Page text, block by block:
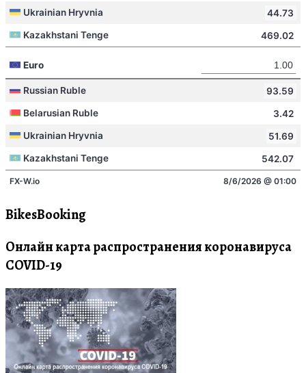
BikesBooking
Онлайн карта распространения коронавируса
COVID-19